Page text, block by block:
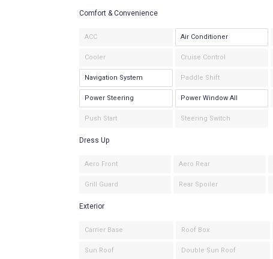
Comfort & Convenience
ACC Air Conditioner
Cooler Cruise Control
Navigation System Paddle Shift
Power Steering Power Window All
Push Start Steering Switch
Dress Up
Aero Front Aero Rear
Grill Guard Rear Spoiler
Exterior
Carrier Base Roof Box
Sun Roof Double Sun Roof